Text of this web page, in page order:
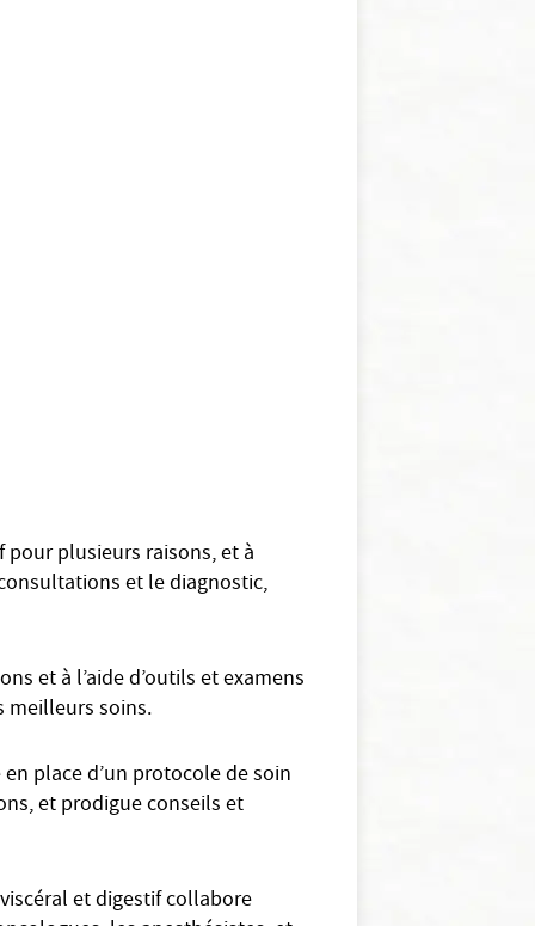
plusieurs raisons, et à
et le diagnostic,
et à l’aide d’outils et examens
meilleurs soins.
place d’un protocole de soin
et prodigue conseils et
et digestif collabore